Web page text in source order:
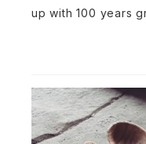
up with 100 years